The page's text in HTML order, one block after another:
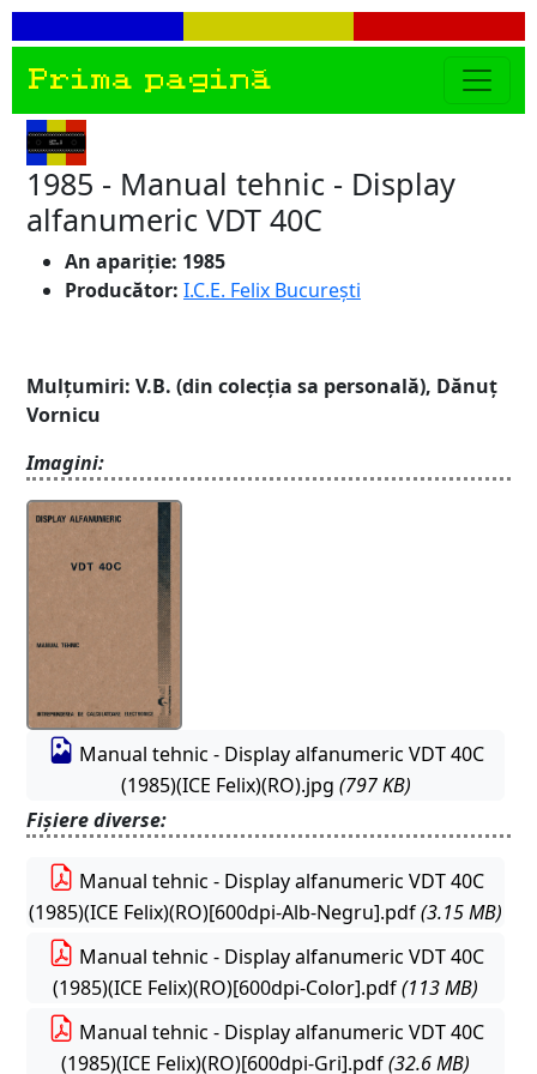
Prima pagină
1985 - Manual tehnic - Display
alfanumeric VDT 40C
An apariție: 1985
Producător: I.C.E. Felix București
Mulțumiri: V.B. (din colecția sa personală), Dănuț
Vornicu
Imagini:
Manual tehnic - Display alfanumeric VDT 40C
(1985)(ICE Felix)(RO).jpg (797 KB)
Fișiere diverse:
Manual tehnic - Display alfanumeric VDT 40C
(1985)(ICE Felix)(RO)[600dpi-Alb-Negru].pdf(3.15 MB)
Manual tehnic - Display alfanumeric VDT 40C
(1985)(ICE Felix)(RO)[600dpi-Color].pdf(113 MB)
Manual tehnic - Display alfanumeric VDT 40C
(1985)(ICE Felix)(RO)[600dpi-Gri].pdf(32.6 MB)